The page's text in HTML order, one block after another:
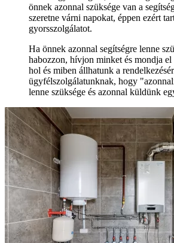
önnek azonnal szüksége van a
szeretne várni napokat, éppen ezért
gyorsszolgálatot.
Ha önnek azonnal segítségre lenne
habozzon, hívjon minket és mondja
hol és miben állhatunk a
ügyfélszolgálatunknak, hogy
lenne szüksége és azonnal küldünk